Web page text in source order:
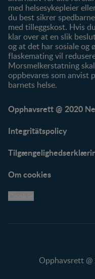
med helsesykepleier
du best sikrer
med tilleggskost. Hvis
klar over at en slik
og at det har sosiale og
flaskemating vil
Morsmelkerstatning
oppbevares som anvist
barnets helse.
Opphavsrett @ 2020
Integritätspolicy
Om cookies
Opphavsrett